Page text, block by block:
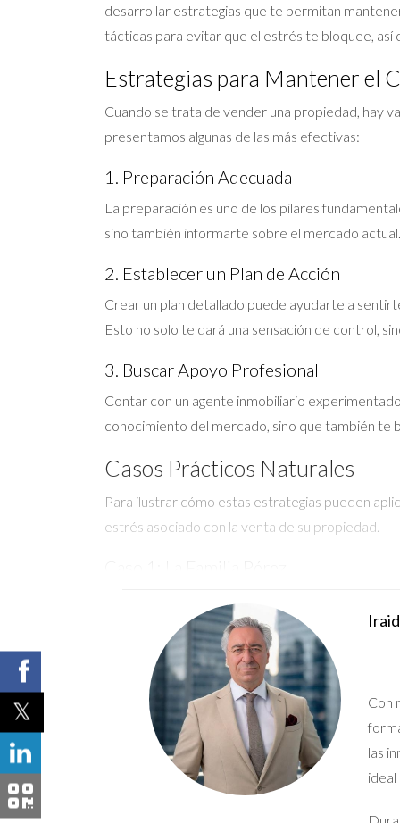
desarrollar estrategias que te permitan
tácticas para evitar que el estrés te bloquee, así
Estrategias para Mantener el
Cuando se trata de vender una propiedad, hay
presentamos algunas de las más efectivas:
1. Preparación Adecuada
La preparación es uno de los pilares
sino también informarte sobre el mercado
2. Establecer un Plan de Acción
Crear un plan detallado puede ayudarte a
Esto no solo te dará una sensación de control,
3. Buscar Apoyo Profesional
Contar con un agente inmobiliario
conocimiento del mercado, sino que también te
Casos Prácticos Naturales
Para ilustrar cómo estas estrategias pueden
estrés asociado con la venta de su propiedad.
negociar precios. Sin embargo, al seguir un
basado en investigaciones de mercado. Con
Caso 2: María y su Estudio
María era una joven profesional que había
grande. Al principio, le preocupaba cómo
etapa del proceso, pudo gestionar sus
Con
las